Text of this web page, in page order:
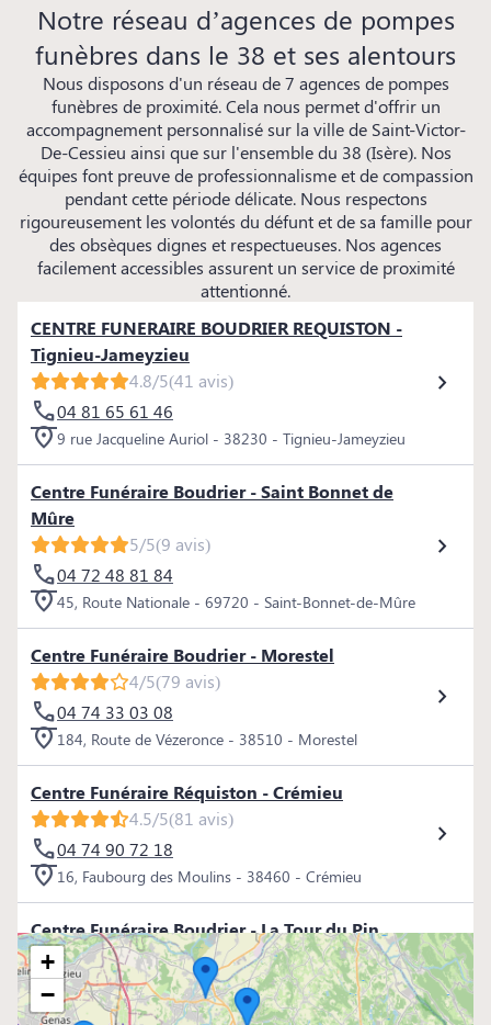
Notre réseau d’agences de pompes
funèbres dans le 38 et ses alentours
Nous disposons d'un réseau de 7 agences de pompes
funèbres de proximité. Cela nous permet d'offrir un
accompagnement personnalisé sur la ville de Saint-Victor-
De-Cessieu ainsi que sur l'ensemble du 38 (Isère). Nos
équipes font preuve de professionnalisme et de compassion
pendant cette période délicate. Nous respectons
rigoureusement les volontés du défunt et de sa famille pour
des obsèques dignes et respectueuses. Nos agences
facilement accessibles assurent un service de proximité
attentionné.
CENTRE FUNERAIRE BOUDRIER REQUISTON -
Tignieu-Jameyzieu
4.8/5(41 avis)
04 81 65 61 46
9 rue Jacqueline Auriol - 38230 - Tignieu-Jameyzieu
Centre Funéraire Boudrier - Saint Bonnet de
Mûre
5/5(9 avis)
04 72 48 81 84
45, Route Nationale - 69720 - Saint-Bonnet-de-Mûre
Centre Funéraire Boudrier - Morestel
4/5(79 avis)
04 74 33 03 08
184, Route de Vézeronce - 38510 - Morestel
Centre Funéraire Réquiston - Crémieu
4.5/5(81 avis)
04 74 90 72 18
16, Faubourg des Moulins - 38460 - Crémieu
Centre Funéraire Boudrier - La Tour du Pin
4.5/5(98 avis)
04 74 97 80 80
16, Rue Jean Ferrand - 38110 - La Tour-du-Pin
+
−